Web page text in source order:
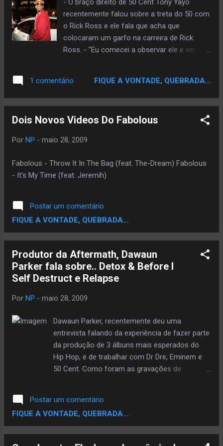
aqui msm no Noticiario Periferico
- O braço direito de 50 Cent Tony Yayo
recentemente falou sobre a treta do 50 com
o Rick Ross e ele fala que acha que
colocaram um garfo na carreira de Rick
Ross. - "Eu comecei a observar ele e ver
em uma entrevista."Você tem a sex tape
dele por ai e isso é tudo. Depois dessa eu
não venceu essa batalha porque sua mina
sinto que quando 50 parou de responder aos
arruinamos a carreira do Ross,quero
dizer,você teve o álbum nº1 no pais mas ele
álbum na outra semana.Ninguem gosta de
um policial.As pessoas sempre tentam
agente penitenciaria frente a frente e depois
ele admiti que foi um policial no passado e
ainda tem fotos disso. Eu não brigo com
policias e ele não ganhou nada com isso...
1 comentário FIQUE A VONTADE, QUEBRADA...
Dois Novos Videos Do Fabolous
Por NP - maio 28, 2009
Fabolous - Throw It In The Bag (feat. The-Dream) Fabolous
- It's My Time (feat. Jeremih)
Postar um comentário
FIQUE A VONTADE, QUEBRADA...
Produtor da Aftermath, Dawaun
Parker fala sobre.. Detox & Before I
Self Destruct e Relapse
Por NP - maio 28, 2009
Dawaun Parker, recentemente deu uma
entrevista falando da experiência de fazer parte
da produção de 3 álbuns mais esperados do
Hip Hop, e de trabalhar com Dr Dre, Eminem e
50 Cent. Como foram as gravações de
era eu, Dre, Mark Elizondo, e algumas vezes um
guitarrista, para ensaios. Eminem
constantemente estava indo e vindo de dentro
Postar um comentário
FIQUE A VONTADE, QUEBRADA...